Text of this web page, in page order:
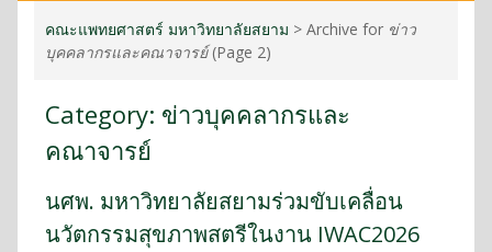
คณะแพทยศาสตร์ มหาวิทยาลัยสยาม > Archive for ข่าว
บุคคลากรและคณาจารย์(Page 2)
Category: ข่าวบุคคลากรและ
คณาจารย์
นศพ. มหาวิทยาลัยสยามร่วมขับเคลื่อน
นวัตกรรมสุขภาพสตรีในงาน IWAC2026